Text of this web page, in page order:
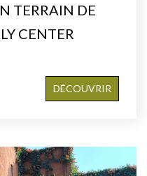
TERRAIN DE
CENTER
DÉCOUVRIR